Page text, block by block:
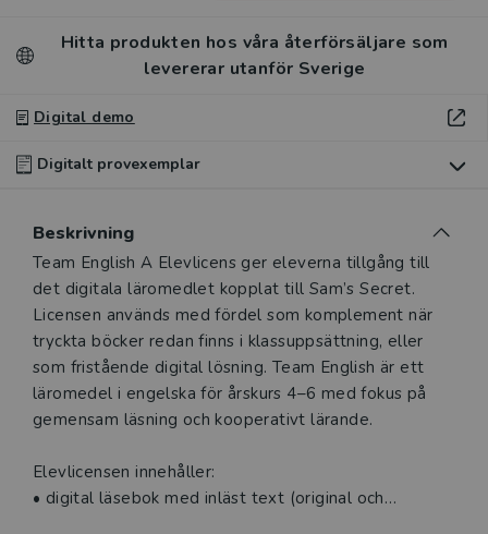
Hitta produkten hos våra återförsäljare som
levererar utanför Sverige
Digital demo
Digitalt provexemplar
digitalt provexemplar av den här produkten.
Ett digitalt provexemplar ger dig tillgång till det digitala
läromedlet där den digitala boken ingår under tre
månader. Observera att erbjudandet endast gäller
relevanta produkter för din undervisning (nivå och ämne)
och dig som är verksam i Sverige.Du kan naturligtvis alltid
kontakta vår kundservice om du önskar ytterligare
Den här produkten kan beställas av lärare i grundskola
Beskrivning
Beskrivning
Team English A Elevlicens ger eleverna tillgång till
det digitala läromedlet kopplat till Sam’s Secret.
Licensen används med fördel som komplement när
tryckta böcker redan finns i klassuppsättning, eller
som fristående digital lösning. Team English är ett
läromedel i engelska för årskurs 4–6 med fokus på
gemensam läsning och kooperativt lärande.
Elevlicensen innehåller:
• digital läsebok med inläst text (original och